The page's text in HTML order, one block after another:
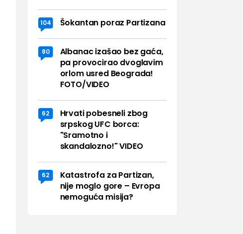
104 Šokantan poraz Partizana
80
Albanac izašao bez gaća,
pa provocirao dvoglavim
orlom usred Beograda!
FOTO/VIDEO
62
Hrvati pobesneli zbog
srpskog UFC borca:
"Sramotno i
skandalozno!" VIDEO
62
Katastrofa za Partizan,
nije moglo gore – Evropa
nemoguća misija?